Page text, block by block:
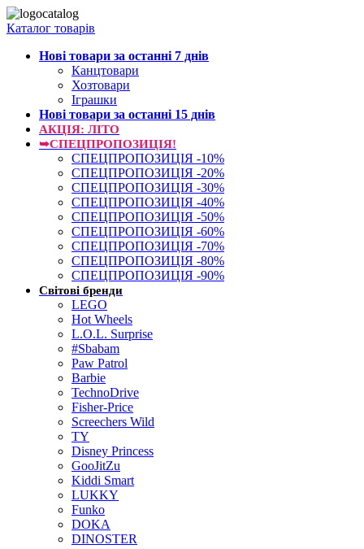
Каталог товарів
Нові товари за останнi 7 днiв
Канцтовари
Хозтовари
Іграшки
Нові товари за останнi 15 днiв
АКЦІЯ: ЛІТО
➥СПЕЦПРОПОЗИЦІЯ!
СПЕЦПРОПОЗИЦІЯ -10%
СПЕЦПРОПОЗИЦІЯ -20%
СПЕЦПРОПОЗИЦІЯ -30%
СПЕЦПРОПОЗИЦІЯ -40%
СПЕЦПРОПОЗИЦІЯ -50%
СПЕЦПРОПОЗИЦІЯ -60%
СПЕЦПРОПОЗИЦІЯ -70%
СПЕЦПРОПОЗИЦІЯ -80%
СПЕЦПРОПОЗИЦІЯ -90%
Світові бренди
LEGO
Hot Wheels
L.O.L. Surprise
#Sbabam
Paw Patrol
Barbie
TechnoDrive
Fisher-Price
Screechers Wild
TY
Disney Princess
GooJitZu
Kiddi Smart
LUKKY
Funko
DOKA
DINOSTER